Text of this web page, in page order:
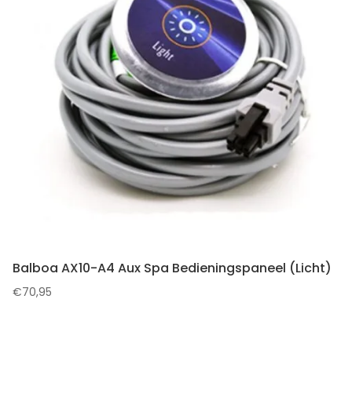
Balboa AX10-A4 Aux Spa Bedieningspaneel (Licht)
€70,95